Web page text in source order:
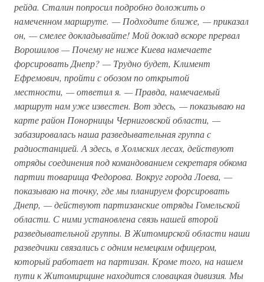
рейда. Сталин попросил подробно доложить о
намеченном маршруте. — Подходите ближе, — приказал
он, — смелее докладывайте! Мой доклад вскоре прервал
Ворошилов — Почему не ниже Киева намечаете
форсировать Днепр? — Трудно будет, Климент
Ефремович, пройти с обозом по открытой
местности, — ответил я. — Правда, намечаемый
маршрут нам уже известен. Вот здесь, — показываю на
карте район Понорницы Черниговской области, —
забазировалась наша разведывательная группа с
радиостанцией. А здесь, в Холмских лесах, действуют
отряды соединения под командованием секретаря обкома
партии товарища Федорова. Вокруг города Лоева, —
показываю на точку, где мы планируем форсировать
Днепр, — действуют партизанские отряды Гомельской
области. С ними установлена связь нашей второй
разведывательной группы. В Житомирской области наши
разведчики связались с одним немецким офицером,
который работает на партизан. Кроме того, на нашем
пути к Житомирщине находится словацкая дивизия. Мы